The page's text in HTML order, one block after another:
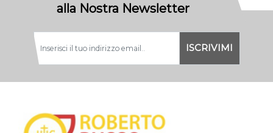
alla Nostra Newsletter